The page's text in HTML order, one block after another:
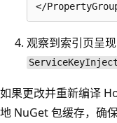
观察到索引页呈
如果更改并重新编译
地 NuGet 包缓存，确